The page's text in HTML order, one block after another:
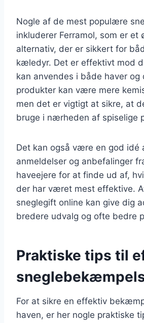
Nogle af de mest populære
inkluderer Ferramol, som er et
alternativ, der er sikkert for
kæledyr. Det er effektivt mod
kan anvendes i både haver og
produkter kan være mere
men det er vigtigt at sikre, at
bruge i nærheden af spiselige
Det kan også være en god idé
anmeldelser og anbefalinger
haveejere for at finde ud af,
der har været mest effektive.
sneglegift online kan give dig
bredere udvalg og ofte bedre
Praktiske tips til
For at sikre en effektiv
haven, er her nogle praktiske